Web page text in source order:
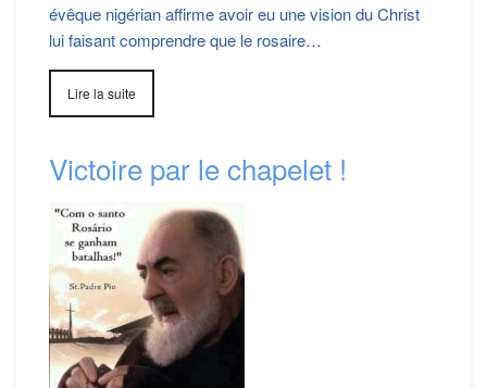
évêque nigérian affirme avoir eu une vision du Christ
lui faisant comprendre que le rosaire…
Lire la suite
Victoire par le chapelet !